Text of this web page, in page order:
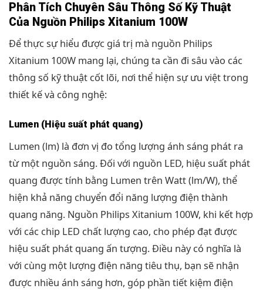
Phân Tích Chuyên Sâu Thông Số Kỹ Thuật
Của Nguồn Philips Xitanium 100W
Để thực sự hiểu được giá trị mà nguồn Philips
Xitanium 100W mang lại, chúng ta cần đi sâu vào các
thông số kỹ thuật cốt lõi, nơi thể hiện sự ưu việt trong
thiết kế và công nghệ:
Lumen (Hiệu suất phát quang)
Lumen (lm) là đơn vị đo tổng lượng ánh sáng phát ra
từ một nguồn sáng. Đối với nguồn LED, hiệu suất phát
quang được tính bằng Lumen trên Watt (lm/W), thể
hiện khả năng chuyển đổi năng lượng điện thành
quang năng. Nguồn Philips Xitanium 100W, khi kết hợp
với các chip LED chất lượng cao, cho phép đạt được
hiệu suất phát quang ấn tượng. Điều này có nghĩa là
với cùng một lượng điện năng tiêu thụ, bạn sẽ nhận
được nhiều ánh sáng hơn, góp phần tiết kiệm điện